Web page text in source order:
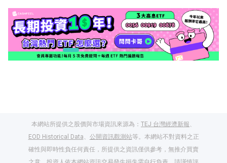
本網站所提供之股價與市場資訊來源為： TEJ 台灣經濟新報、
EOD Historical Data、 公開資訊觀測站等。本網站不對資料之正
確性與即時性負任何責任，所提供之資訊僅供參考，無推介買賣